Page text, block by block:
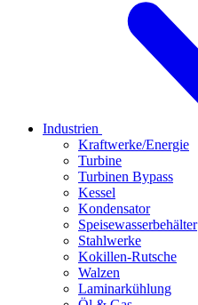
Industrien
Kraftwerke/Energie
Turbine
Turbinen Bypass
Kessel
Kondensator
Speisewasserbehälter
Stahlwerke
Kokillen-Rutsche
Walzen
Laminarkühlung